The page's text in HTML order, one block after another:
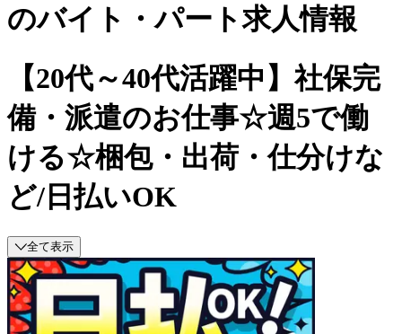
のバイト・パート求人情報
【20代～40代活躍中】社保完
備・派遣のお仕事☆週5で働
ける☆梱包・出荷・仕分けな
ど/日払いOK
全て表示